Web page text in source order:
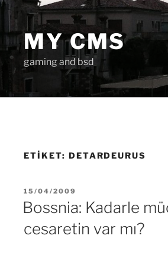
MY CMS
gaming and bsd
ETIKET: DETARDEURUS
YAYIM
TARIHI
15/04/2009
Bossnia: Kadarle
cesaretin var mı?